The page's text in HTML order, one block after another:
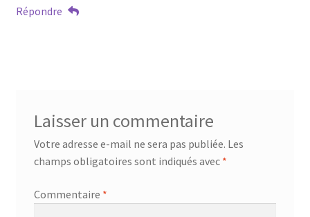
Répondre
Laisser un commentaire
Votre adresse e-mail ne sera pas publiée. Les
champs obligatoires sont indiqués avec *
Commentaire *